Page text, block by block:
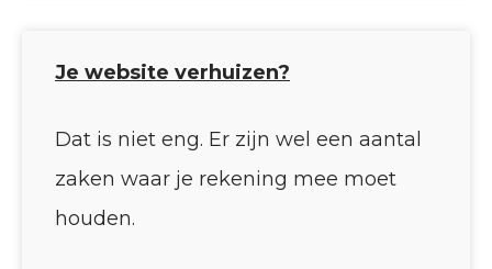
Je website verhuizen?
Dat is niet eng. Er zijn wel een aantal
zaken waar je rekening mee moet
houden.